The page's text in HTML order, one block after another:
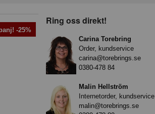
-25%
Ring oss direkt!
Carina Torebring
Order, kundservice
carina@torebrings.se
0380-478 84
Malin Hellström
Internetorder, kundservice
malin@torebrings.se